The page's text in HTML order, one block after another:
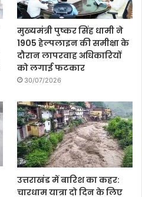
मुख्यमंत्री पुष्कर सिंह धामी ने
1905 हेल्पलाइन की समीक्षा के
दौरान लापरवाह अधिकारियों
को लगाई फटकार
30/07/2026
उत्तराखंड में बारिश का कहर:
चारधाम यात्रा दो दिन के लिए